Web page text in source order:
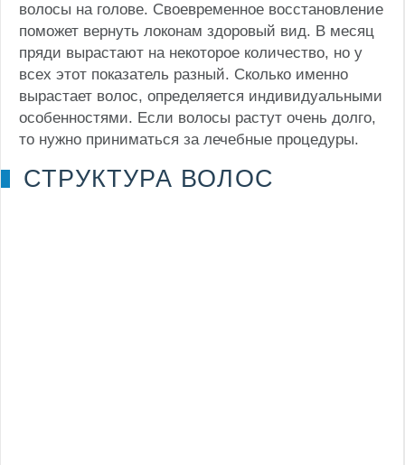
волосы на голове. Своевременное восстановление
поможет вернуть локонам здоровый вид. В месяц
пряди вырастают на некоторое количество, но у
всех этот показатель разный. Сколько именно
вырастает волос, определяется индивидуальными
особенностями. Если волосы растут очень долго,
то нужно приниматься за лечебные процедуры.
СТРУКТУРА ВОЛОС